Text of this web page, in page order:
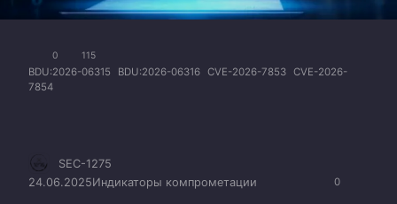
0 115
BDU:2026-06315 BDU:2026-06316 CVE-2026-7853 CVE-2026-
7854
0
SEC-1275
24.06.2025Индикаторы компрометации